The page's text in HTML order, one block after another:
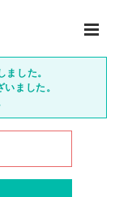
した。
ました。